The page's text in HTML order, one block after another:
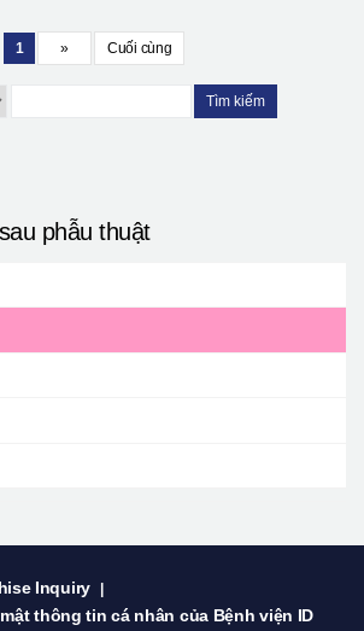
1 » Cuối cùng
Tìm kiếm
phẫu thuật
Inquiry
thông tin cá nhân của Bệnh viện ID